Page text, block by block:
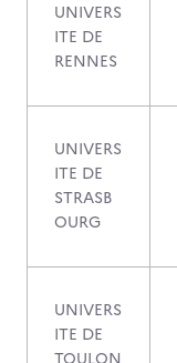
UNIVERS
ITE DE
RENNES
UNIVERS
ITE DE
STRASB
OURG
UNIVERS
ITE DE